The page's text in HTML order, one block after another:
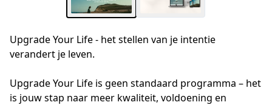
Upgrade Your Life - het stellen van je intentie
verandert je leven.
Upgrade Your Life is geen standaard programma – het
is jouw stap naar meer kwaliteit, voldoening en